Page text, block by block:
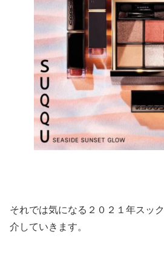
それでは気になる２０２１年スッ
介していきます。